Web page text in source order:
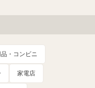
・コンビニ
家電店